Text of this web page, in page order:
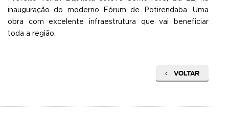
inauguração do moderno Fórum de Potirendaba. Uma
obra com excelente infraestrutura que vai beneficiar
toda a região.
VOLTAR